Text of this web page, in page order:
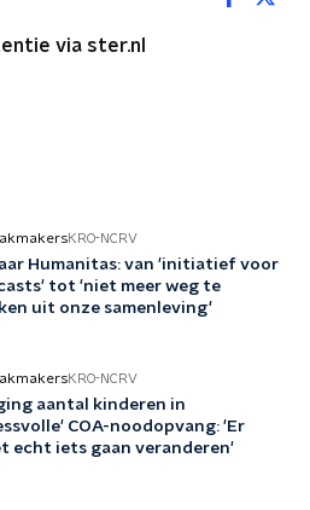
via ster.nl
KRO-NCRV
Humanitas: van 'initiatief voor
tot 'niet meer weg te
uit onze samenleving'
KRO-NCRV
aantal kinderen in
COA-noodopvang: 'Er
echt iets gaan veranderen'